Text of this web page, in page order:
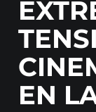
EN